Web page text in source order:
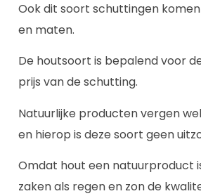
Ook dit soort schuttingen
en maten.
De houtsoort is bepalend voor
prijs van de schutting.
Natuurlijke producten vergen
en hierop is deze soort geen
Omdat hout een natuurproduct
zaken als regen en zon de